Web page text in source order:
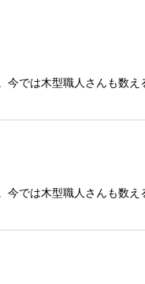
では木型職人さんも数
では木型職人さんも数